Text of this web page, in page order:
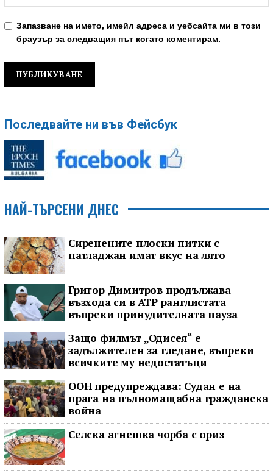
Запазване на името, имейл адреса и уебсайта ми в този
браузър за следващия път когато коментирам.
Последвайте ни във Фейсбук
НАЙ-ТЪРСЕНИ ДНЕС
Сиренените плоски питки с
патладжан имат вкус на лято
Григор Димитров продължава
възхода си в ATP ранглистата
въпреки принудителната пауза
Защо филмът „Одисея“ е
задължителен за гледане, въпреки
всичките му недостатъци
ООН предупреждава: Судан е на
прага на пълномащабна гражданска
война
Селска агнешка чорба с ориз